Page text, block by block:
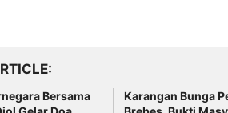
Bersama
Karangan Bunga